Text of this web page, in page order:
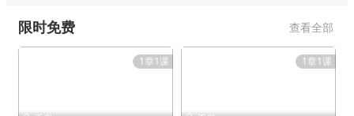
限时免费 查看全部
1章1课 1章1课